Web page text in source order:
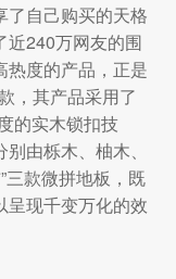
了自己购买的天格
近240万网友的围
热度的产品，正是
，其产品采用了
的实木锁扣技
由栎木、柚木、
三款微拼地板，既
呈现千变万化的效